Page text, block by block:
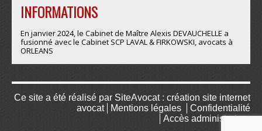
INFORMATIONS
En janvier 2024, le Cabinet de Maître Alexis DEVAUCHELLE a
fusionné avec le Cabinet SCP LAVAL & FIRKOWSKI, avocats à
ORLEANS
Ce site a été réalisé par SiteAvocat : création site internet
avocat
Mentions légales
Confidentialité
Accès administrateur